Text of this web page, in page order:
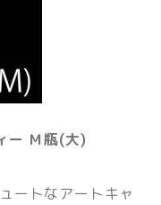
ー Ｍ瓶(大)
ートなアートキャ